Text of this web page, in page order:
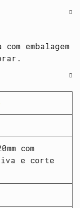
embalagem
com
e corte